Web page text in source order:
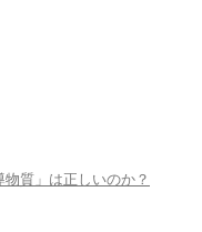
質」は正しいのか？